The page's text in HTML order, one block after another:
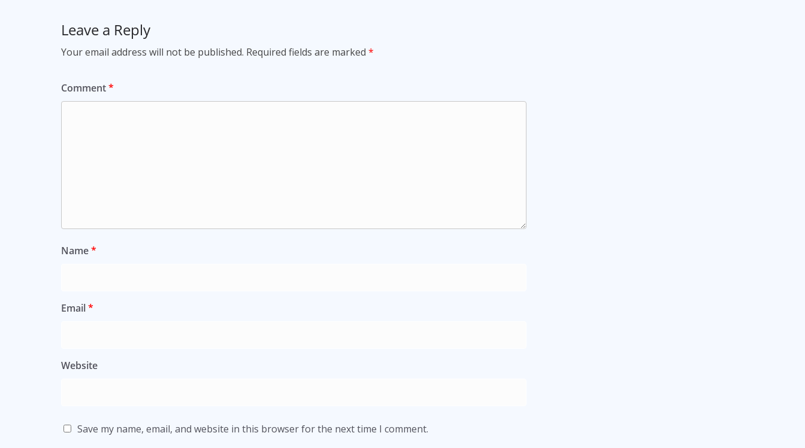
Leave a Reply
Your email address will not be published. Required fields are marked *
Comment*
Name*
Email*
Website
Save my name, email, and website in this browser for the next time I comment.